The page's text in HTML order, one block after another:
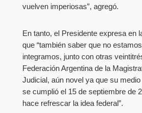
vuelven imperiosas”, agregó.
En tanto, el Presidente expresa en
que “también saber que no
integramos, junto con otras
Federación Argentina de la
Judicial, aún novel ya que su
se cumplió el 15 de septiembre de
hace refrescar la idea federal”.